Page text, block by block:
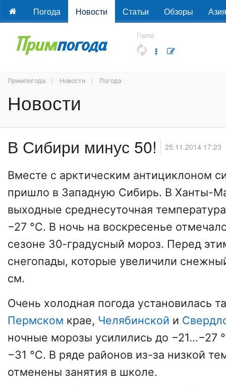
Погода Новости Статьи Обзоры Азия
Город
Примпогода Новости Погода
Новости
В Сибири минус 50! 25.11.2014 17:23
Вместе с арктическим антициклоном
пришло в Западную Сибирь. В Ханты-
выходные среднесуточная
−27 °C. В ночь на воскресенье
сезоне 30-градусный мороз. Перед
снегопады, которые увеличили
см.
Очень холодная погода установилась
Пермском крае, Челябинской и
ночные морозы усилились до −21…−27
−31 °C. В ряде районов из-за низкой
отменены занятия в школе.